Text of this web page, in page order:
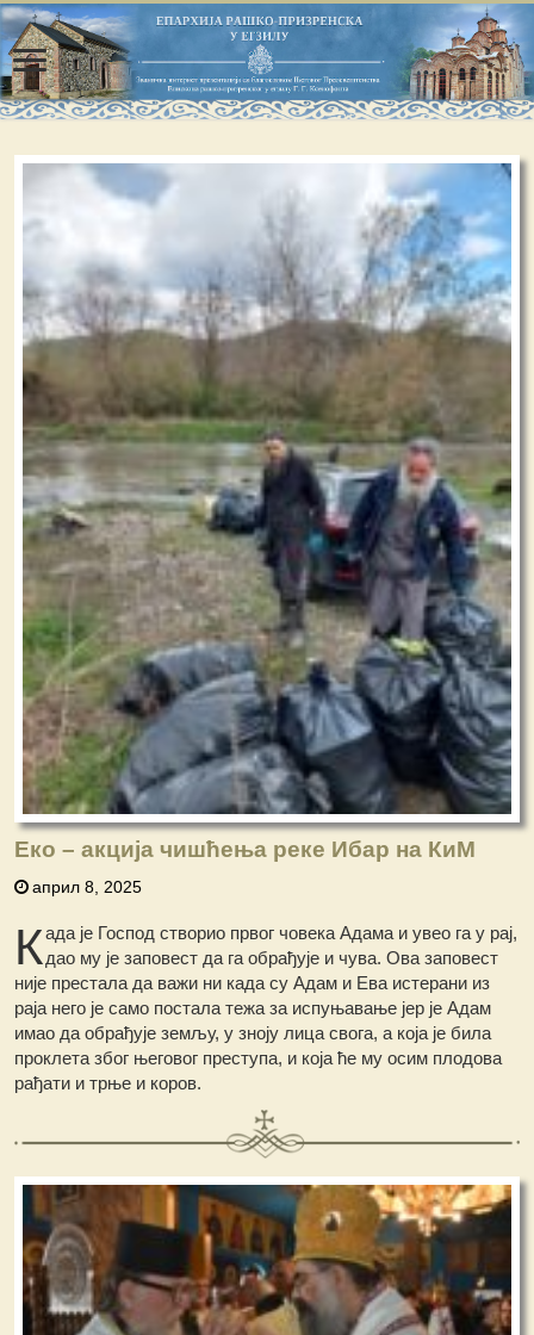
Еко – акција чишћења реке Ибар на КиМ
април 8, 2025
Када је Господ створио првог човека Адама и увео га у рај,
дао му је заповест да га обрађује и чува. Ова заповест
није престала да важи ни када су Адам и Ева истерани из
раја него је само постала тежа за испуњавање јер је Адам
имао да обрађује земљу, у зноју лица свога, а која је била
проклета због његовог преступа, и која ће му осим плодова
рађати и трње и коров.